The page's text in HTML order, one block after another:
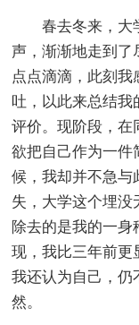
春去冬来，大学
声，渐渐地走到了
点点滴滴，此刻
吐，以此来总结我
评价。现阶段，在
欲把自己作为一件
候，我却并不急与
失，大学这个埋没
除去的是我的一
现，我比三年前更
我还认为自己，仍
然。